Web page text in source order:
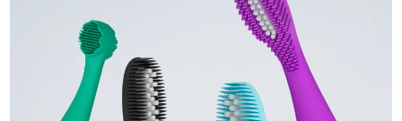
La technologie Sonic Pulse délivre 11 000 pulsations par
minute.
Accédez à des modes de brossage personnalisés via
l'application FOREO For You.